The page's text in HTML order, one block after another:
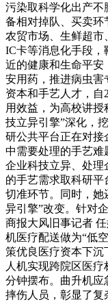
污染取科学化出产不
备相对掉队、买卖环
农贸市场、生鲜超市
IC卡等消息化手段，
近的健康和生命平安
安用药，推进病虫害
资本和手艺人才，
用效益，为高校讲授
技立异引擎”深化，
研公共平台正在对接
中需要处理的手艺难
企业科技立异、处
的手艺需求取科研
切准环节。同时，她
异引擎”改变。针对
商报大风旧事记者
机医疗配送做为“低
策优良医疗资本下沉
人机实现跨院区医
分钟摆布。曲升机应
摔伤人员，彰显了复